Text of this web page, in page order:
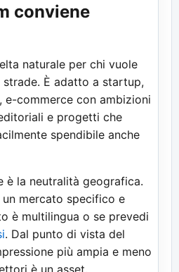
conviene
naturale per chi vuole
È adatto a startup,
e-commerce con ambizioni
e progetti che
spendibile anche
è la neutralità geografica.
mercato specifico e
è multilingua o se prevedi
. Dal punto di vista del
più ampia e meno
è un asset.